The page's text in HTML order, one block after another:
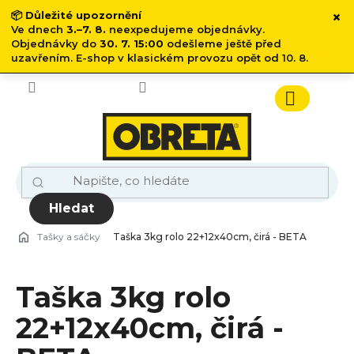
📦 Důležité upozornění
Ve dnech 3.–7. 8. neexpedujeme objednávky.
Objednávky do 30. 7. 15:00 odešleme ještě před
uzavřením. E-shop v klasickém provozu opět od 10. 8.
×
Přejít
obsah
Hledat
Nákupní
košík
Tašky a sáčky Taška 3kg rolo 22+12x40cm, čirá - BETA
Taška 3kg rolo
22+12x40cm, čirá -